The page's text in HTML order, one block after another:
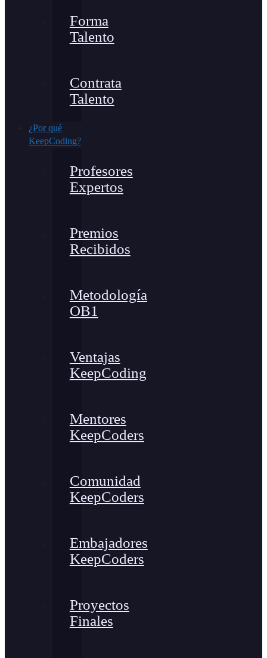
Forma
Talento
Contrata
Talento
¿Por qué
KeepCoding?
Profesores
Expertos
Premios
Recibidos
Metodología
OB1
Ventajas
KeepCoding
Mentores
KeepCoders
Comunidad
KeepCoders
Embajadores
KeepCoders
Proyectos
Finales